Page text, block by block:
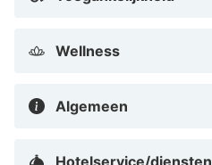
Wellness
Algemeen
Hotelservice/diensten